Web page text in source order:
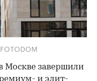
Москве завершили
и элит-